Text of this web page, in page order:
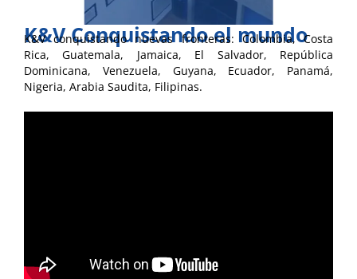
K&V Conquistando el mundo
K&V conquistando nuevas fronteras: Colombia, Costa
Rica, Guatemala, Jamaica, El Salvador, República
Dominicana, Venezuela, Guyana, Ecuador, Panamá,
Nigeria, Arabia Saudita, Filipinas.